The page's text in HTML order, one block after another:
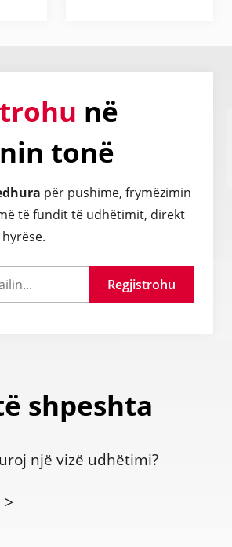
në
tonë
për pushime, frymëzimin
të fundit të udhëtimit, direkt
Regjistrohu
shpeshta
një vizë udhëtimi?